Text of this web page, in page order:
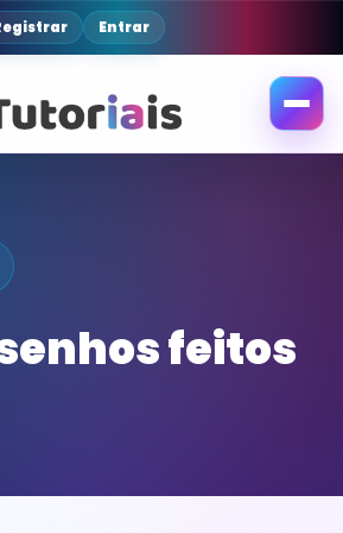
Entrar
Abrir
feitos